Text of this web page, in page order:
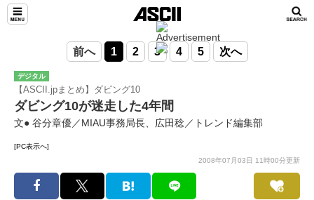
前へ 1 2 3 4 5 次へ
デジタル
【ASCII.jpまとめ】ダビング10
ダビング10が迷走した4年間
文● 谷分章優／MIAU事務局長、広田稔／トレンド編集部
[PC表示へ]
2008年07月03日 11時00分更新